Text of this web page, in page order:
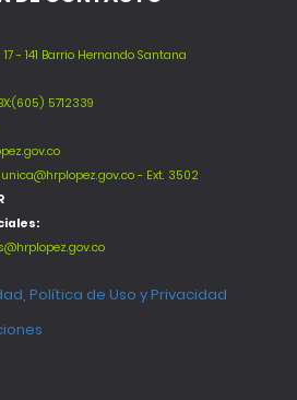
17 - 141 Barrio Hernando Santana
5712339
- Ext. 3502
Política de Uso y Privacidad